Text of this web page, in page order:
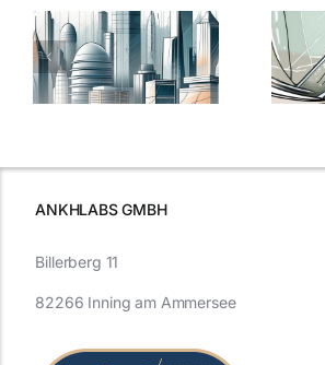
5 Gründe,
warum
Nanoversiegelung
auf Glas
ANKHLABS GMBH
Billerberg 11
82266 Inning am Ammersee